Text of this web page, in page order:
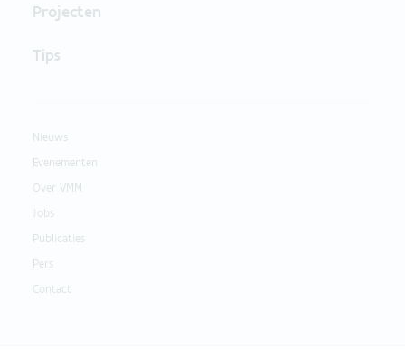
Projecten
Tips
Nieuws
Evenementen
Over VMM
Jobs
Publicaties
Pers
Contact